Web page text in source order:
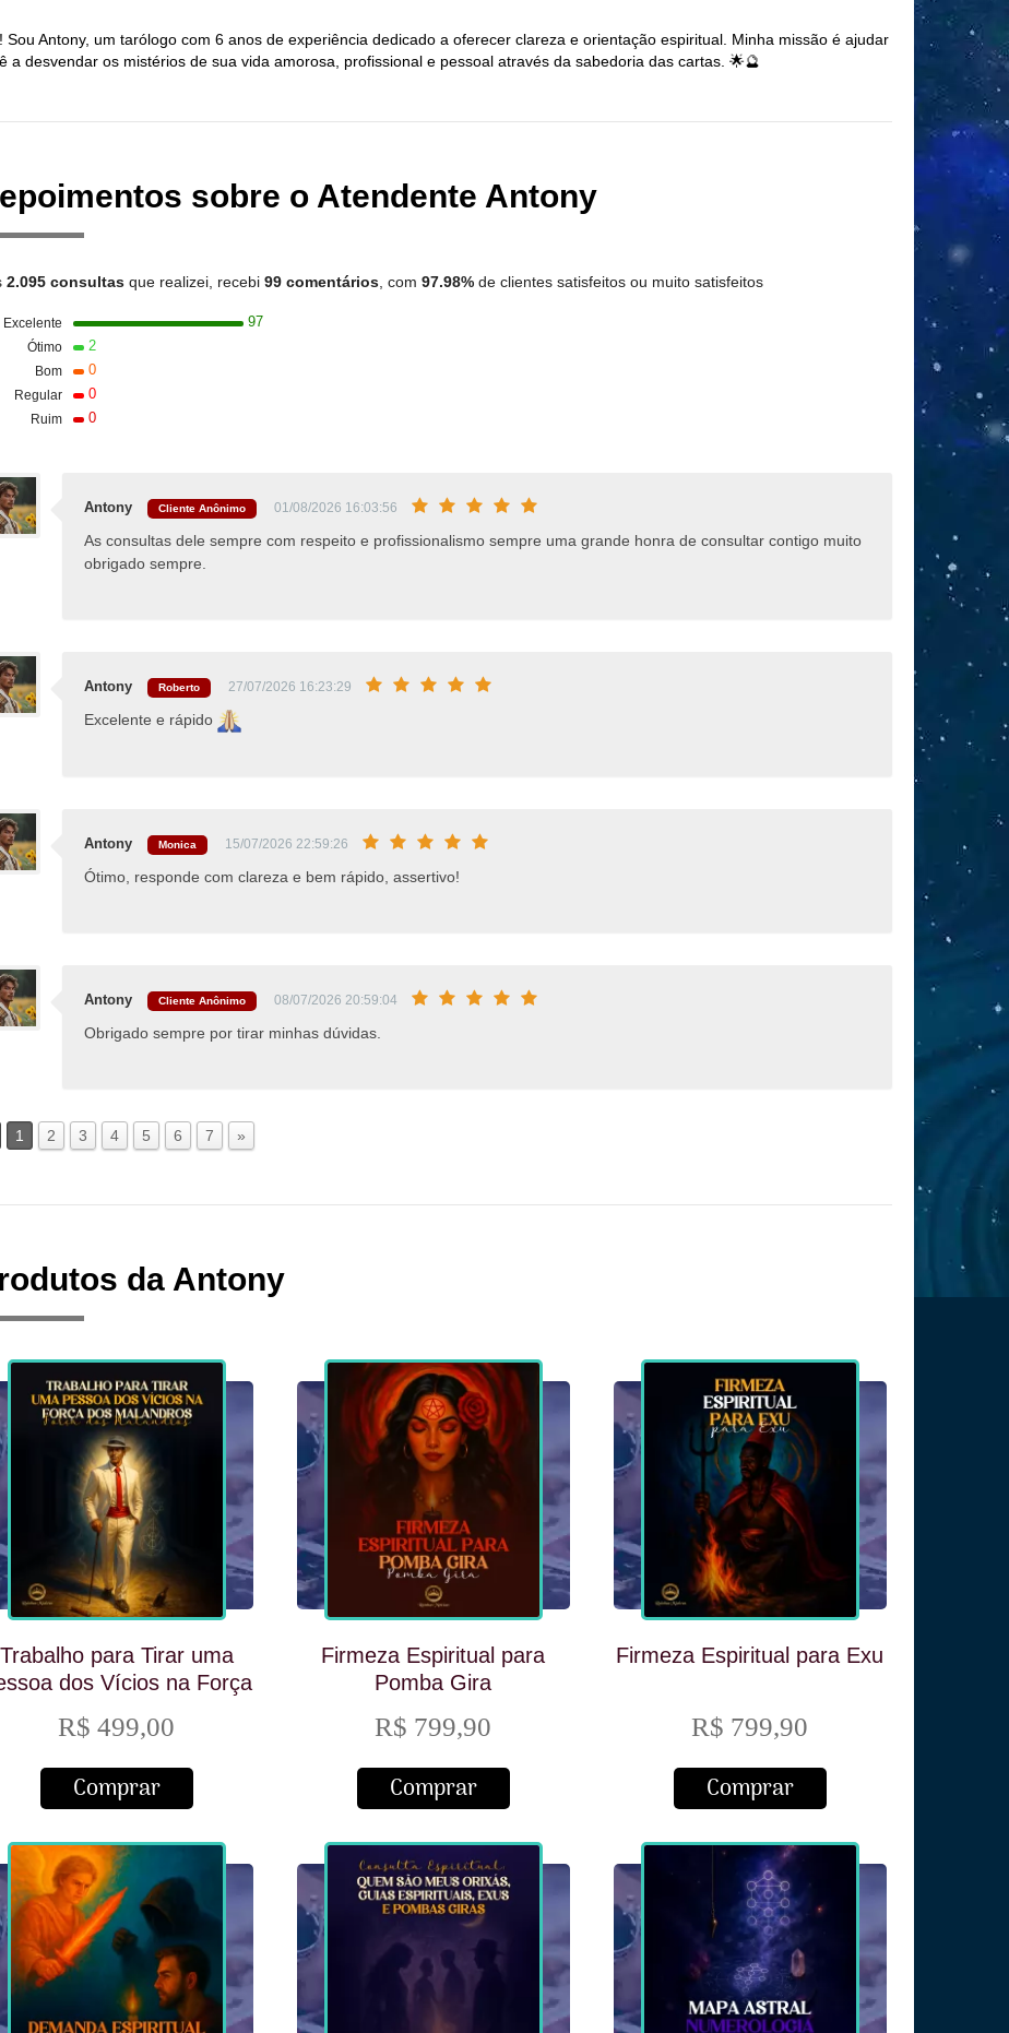
Sou Antony, um tarólogo com 6 anos de experiência dedicado a oferecer clareza e orientação espiritual. Minha missão é ajudar
a desvendar os mistérios de sua vida amorosa, profissional e pessoal através da sabedoria das cartas. 🌟🔮
sobre o Atendente Antony
2.095 consultas que realizei, recebi 99 comentários , com 97.98% de clientes satisfeitos ou muito satisfeitos
Excelente 97
Ótimo 2
Bom 0
Regular 0
Ruim 0
Antony Cliente Anônimo 01/08/2026 16:03:56
As consultas dele sempre com respeito e profissionalismo sempre uma grande honra de consultar contigo muito
obrigado sempre.
Antony Roberto 27/07/2026 16:23:29
Excelente e rápido
Antony Monica 15/07/2026 22:59:26
Ótimo, responde com clareza e bem rápido, assertivo!
Antony Cliente Anônimo 08/07/2026 20:59:04
Obrigado sempre por tirar minhas dúvidas.
1 2 3 4 5 6 7 »
da Antony
Trabalho para Tirar uma
dos Vícios na Força
R$ 499,00
Comprar
Firmeza Espiritual para
Pomba Gira
R$ 799,90
Comprar
Firmeza Espiritual para Exu
R$ 799,90
Comprar